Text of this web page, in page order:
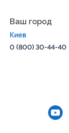
Покупай с
Борисполь,
Каменское,
Харьков,
Вознесенск,
,
Кременчуг,
Гайсин,
Ваш город
Киев
0 (800) 30-44-40